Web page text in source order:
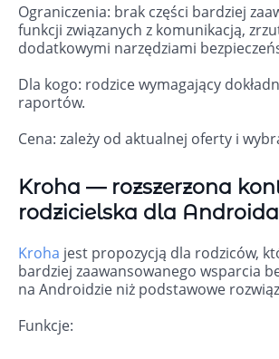
Ograniczenia: brak części bardziej
funkcji związanych z komunikacją,
dodatkowymi narzędziami
Dla kogo: rodzice wymagający
raportów.
Cena: zależy od aktualnej oferty i
Kroha — rozszerzona
rodzicielska dla Androida
Kroha jest propozycją dla rodziców,
bardziej zaawansowanego wsparcia
na Androidzie niż podstawowe
Funkcje: